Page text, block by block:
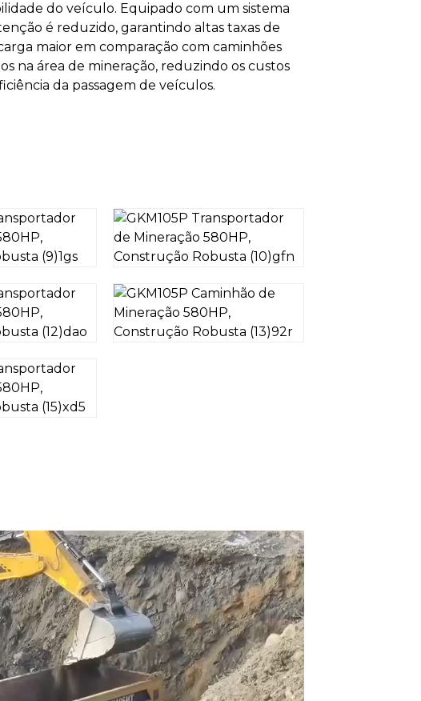
do veículo. Equipado com um sistema
é reduzido, garantindo altas taxas de
maior em comparação com caminhões
na área de mineração, reduzindo os custos
da passagem de veículos.